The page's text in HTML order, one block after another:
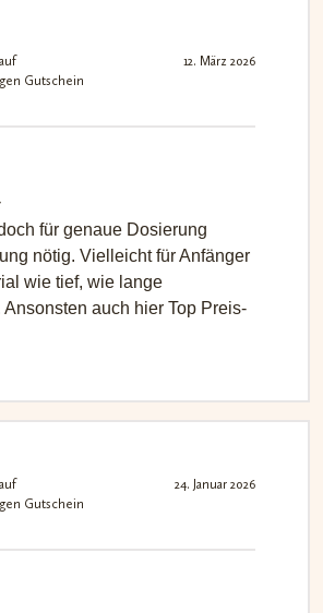
Gutschein
12. März 2026
für genaue Dosierung
nötig. Vielleicht für Anfänger
wie tief, wie lange
auch hier Top Preis-
Gutschein
24. Januar 2026